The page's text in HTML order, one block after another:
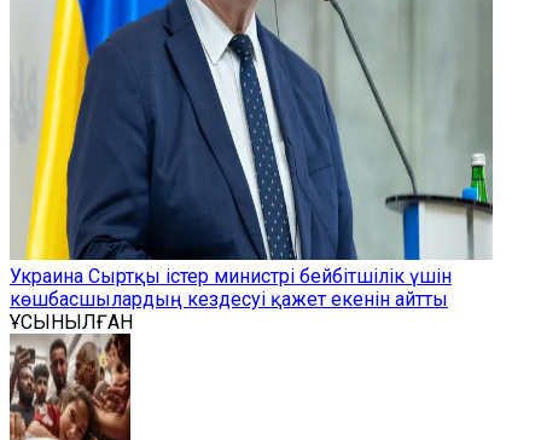
Украина Сыртқы істер министрі бейбітшілік үшін
көшбасшылардың кездесуі қажет екенін айтты
ҰСЫНЫЛҒАН